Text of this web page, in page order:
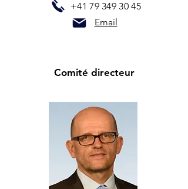
+41 79 349 30 45
Email
Comité directeur